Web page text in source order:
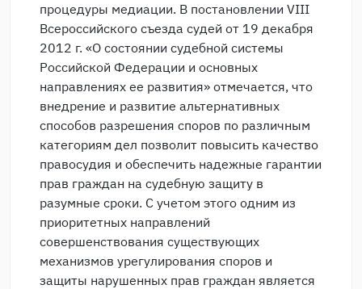
процедуры медиации. В постановлении VIII
Всероссийского съезда судей от 19 декабря
2012 г. «О состоянии судебной системы
Российской Федерации и основных
направлениях ее развития» отмечается, что
внедрение и развитие альтернативных
способов разрешения споров по различным
категориям дел позволит повысить качество
правосудия и обеспечить надежные гарантии
прав граждан на судебную защиту в
разумные сроки. С учетом этого одним из
приоритетных направлений
совершенствования существующих
механизмов урегулирования споров и
защиты нарушенных прав граждан является